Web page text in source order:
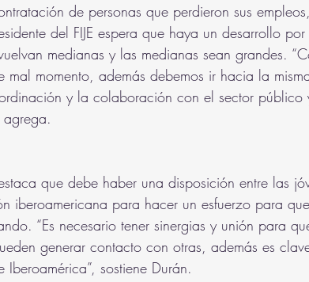
de personas que perdieron sus
del FIJE espera que haya un desarrollo
medianas y las medianas sean grandes.
mal momento, además debemos ir hacia la
y la colaboración con el sector público
agrega.
que debe haber una disposición entre las
iberoamericana para hacer un esfuerzo para
“Es necesario tener sinergias y unión para
generar contacto con otras, además es
sostiene Durán.